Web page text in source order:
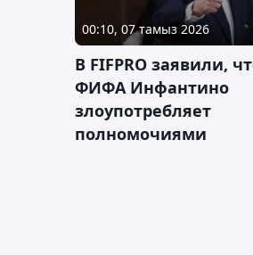
00:10, 07 тамыз 2026
В FIFPRO заявили,
ФИФА Инфантино
злоупотребляет
полномочиями